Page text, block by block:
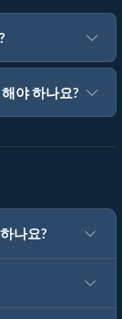
야 하나요?
나요?